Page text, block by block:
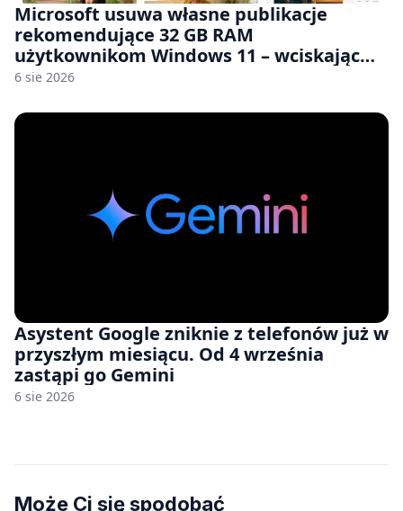
Microsoft usuwa własne publikacje
rekomendujące 32 GB RAM
użytkownikom Windows 11 – wciskając
nam przy tym komputery z 8 GB RAM po
6 sie 2026
Asystent Google zniknie z telefonów już w
przyszłym miesiącu. Od 4 września
zastąpi go Gemini
6 sie 2026
Może Ci się spodobać